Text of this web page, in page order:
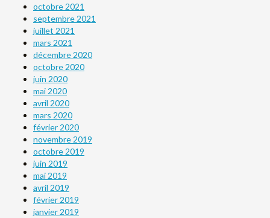
octobre 2021
septembre 2021
juillet 2021
mars 2021
décembre 2020
octobre 2020
juin 2020
mai 2020
avril 2020
mars 2020
février 2020
novembre 2019
octobre 2019
juin 2019
mai 2019
avril 2019
février 2019
janvier 2019